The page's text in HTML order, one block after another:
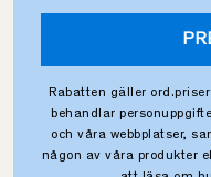
Rabatten gäller
behandlar
och våra webbplatser,
någon av våra produkter